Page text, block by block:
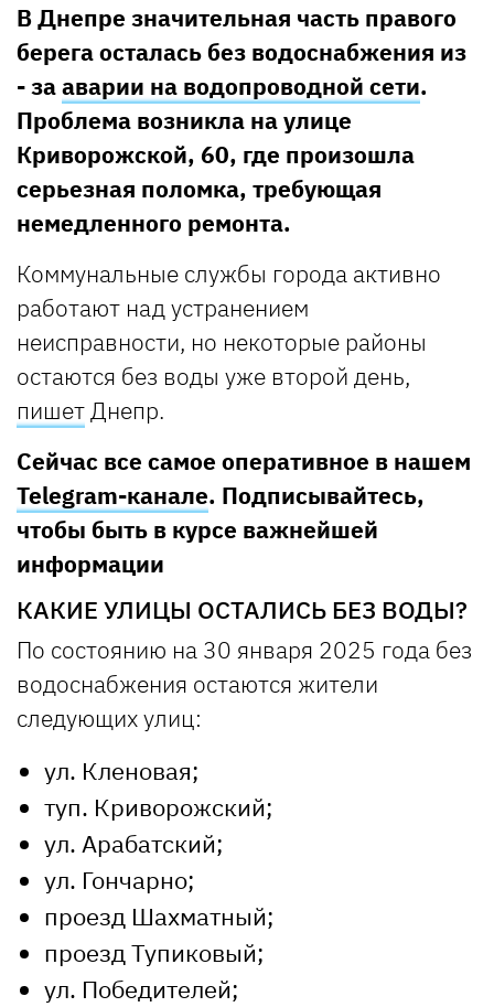
В Днепре значительная часть правого
берега осталась без водоснабжения из
- зааварии на водопроводной сети.
Проблема возникла на улице
Криворожской, 60, где произошла
серьезная поломка, требующая
немедленного ремонта.
Коммунальные службы города активно
работают над устранением
неисправности, но некоторые районы
остаются без воды уже второй день,
пишетДнепр.
Сейчас все самое оперативное в нашем
Telegram-канале. Подписывайтесь,
чтобы быть в курсе важнейшей
информации
КАКИЕ УЛИЦЫ ОСТАЛИСЬ БЕЗ ВОДЫ?
По состоянию на 30 января 2025 года без
водоснабжения остаются жители
следующих улиц:
ул. Кленовая;
туп. Криворожский;
ул. Арабатский;
ул. Гончарно;
проезд Шахматный;
проезд Тупиковый;
ул. Победителей;